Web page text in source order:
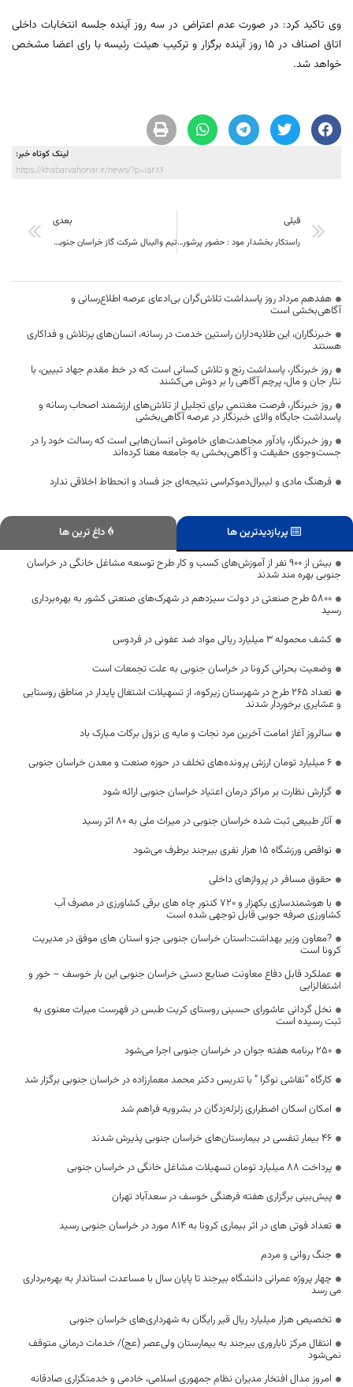
وی تاکید کرد: در صورت عدم اعتراض در سه روز آینده جلسه انتخابات داخلی
اتاق اصناف در 15 روز آینده برگزار و ترکیب هیئت رئیسه با رای اعضا مشخص
خواهد شد.
لینک کوتاه خبر:
https://khabarvahonar.ir/news/?p=15286
قبلی
راستکار بخشدار مود : حضور پرشور مردم در انتخابات یأس و ناامیدی دشمنان اسلام وایران را به همراه داشت.
بعدی
تیم والیبال شرکت گاز خراسان جنوبی قهرمان مسابقات جام رمضان بسیج ادارات بیرجند شد
هفدهم مرداد روز پاسداشت تلاش‌گران بی‌ادعای عرصه اطلاع‌رسانی و
آگاهی‌بخشی است
خبرنگاران، این طلایه‌داران راستین خدمت در رسانه، انسان‌های پرتلاش و فداکاری
هستند
روز خبرنگار، پاسداشت رنج و تلاش کسانی است که در خط مقدم جهاد تبیین، با
نثار جان و مال، پرچم آگاهی را بر دوش می‌کشند
روز خبرنگار، فرصت مغتنمی برای تجلیل از تلاش‌های ارزشمند اصحاب رسانه و
پاسداشت جایگاه والای خبرنگار در عرصه آگاهی‌بخشی
روز خبرنگار، یادآور مجاهدت‌های خاموش انسان‌هایی است که رسالت خود را در
جست‌وجوی حقیقت و آگاهی‌بخشی به جامعه معنا کرده‌اند
فرهنگ مادی و لیبرال‌دموکراسی نتیجه‌ای جز فساد و انحطاط اخلاقی ندارد
پربازدیدترین ها
داغ ترین ها
بیش از ۹۰۰ نفر از آموزش‌های کسب و کار طرح توسعه مشاغل خانگی در خراسان
جنوبی بهره مند شدند
۵۸۰۰ طرح صنعتی در دولت سیزدهم در شهرک‌های صنعتی کشور به بهره‌برداری
رسید
کشف محموله ۳ میلیارد ریالی مواد ضد عفونی در فردوس
وضعیت بحرانی کرونا در خراسان جنوبی به علت تجمعات است
تعداد 265 طرح در شهرستان زیرکوه، از تسهیلات اشتغال پایدار در مناطق روستایی
و عشایری برخوردار شدند
سالروز آغاز امامت آخرین مرد نجات و مایه ی نزول برکات مبارک باد
۶ میلیارد تومان ارزش پرونده‌های تخلف در حوزه صنعت و معدن خراسان جنوبی
گزارش نظارت بر مراکز درمان اعتیاد خراسان جنوبی ارائه شود
آثار طبیعی ثبت شده خراسان جنوبی در میراث ملی به ۸۰ اثر رسید
نواقص ورزشگاه ۱۵ هزار نفری بیرجند برطرف می‌شود
حقوق مسافر در پروازهای داخلی
با هوشمندسازی یکهزار و 720 کنتور چاه های برقی کشاورزی در مصرف آب
کشاورزی صرفه جویی قابل توجهی شده است
?معاون وزیر بهداشت:استان خراسان جنوبی جزو استان های موفق در مدیریت
کرونا است
عملکرد قابل دفاع معاونت صنایع دستی خراسان جنوبی این بار خوسف – خور و
اشتغالزایی
نخل گردانی عاشورای حسینی روستای کریت طبس در فهرست میراث معنوی به
ثبت رسیده است
۲۵۰ برنامه هفته جوان در خراسان جنوبی اجرا می‌شود
کارگاه “نقاشی نوگرا ” با تدریس دکتر محمد معمارزاده در خراسان جنوبی برگزار شد
امکان اسکان اضطراری زلزله‌زدگان در بشرویه فراهم شد
۴۶ بیمار تنفسی در بیمارستان‌های خراسان جنوبی پذیرش شدند
پرداخت ۸۸ میلیارد تومان تسهیلات مشاغل خانگی در خراسان جنوبی
پیش‌بینی برگزاری هفته فرهنگی خوسف در سعدآباد تهران
تعداد فوتی های در اثر بیماری کرونا به 814 مورد در خراسان جنوبی رسید
جنگ روانی و مردم
چهار پروژه عمرانی دانشگاه بیرجند تا پایان سال با مساعدت استاندار به بهره‌برداری
می رسد
تخصیص هزار میلیارد ریال قیر رایگان به شهرداری‌های خراسان جنوبی
انتقال مرکز ناباروری بیرجند به بیمارستان ولی‌عصر (عج)/ خدمات درمانی متوقف
نمی‌شود
امروز مدال افتخار مدیران نظام جمهوری اسلامی، خادمی و خدمتگزاری صادقانه